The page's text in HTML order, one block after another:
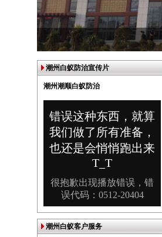
潮州白蚁防治宣传片
潮州潮顺白蚁防治
潮州白蚁客户服务